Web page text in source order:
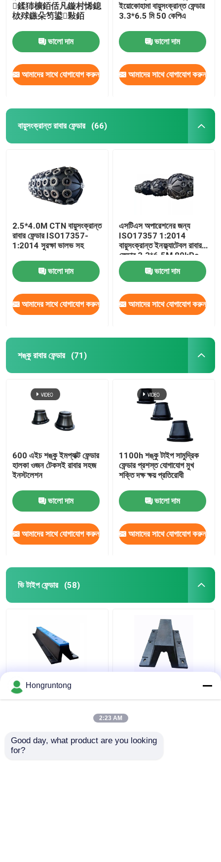
鍒犻櫎銆佸凡鏇村悕鎴
栨殏鏃朵笉鍙敤銆
ভালো দাম
আমাদের সাথে যোগাযোগ করুন
ইয়োকোহামা বায়ুসংক্রান্ত ফেন্ডার
3.3*6.5 মি 50 কেপিএ
ভালো দাম
আমাদের সাথে যোগাযোগ করুন
বায়ুসংক্রান্ত রাবার ফেন্ডার (66)
2.5*4.0M CTN বায়ুসংক্রান্ত
রাবার ফেন্ডার ISO17357-
1:2014 সুরক্ষা ভালভ সহ
ভালো দাম
আমাদের সাথে যোগাযোগ করুন
এসটিএস অপারেশনের জন্য
ISO17357 1:2014
বায়ুসংক্রান্ত ইনফ্ল্যাটেবল রাবার
ফেন্ডার 3.3*6.5M 80kPa
ভালো দাম
আমাদের সাথে যোগাযোগ করুন
শঙ্কু রাবার ফেন্ডার (71)
600 এইচ শঙ্কু ইমপ্যাক্ট ফেন্ডার
হালকা ওজন টেকসই রাবার সহজ
ইনস্টলেশন
ভালো দাম
আমাদের সাথে যোগাযোগ করুন
1100h শঙ্কু টাইপ সামুদ্রিক
ফেন্ডার প্রশস্ত যোগাযোগ মুখ
শক্তি দক্ষ ক্ষয় প্রতিরোধী
ভালো দাম
আমাদের সাথে যোগাযোগ করুন
ভি টাইপ ফেন্ডার (58)
মেরিন ডক টেক্সচারড ভি টাইপ
ফেন্ডার প্রাকৃতিক রাবার বোট শিপ
লং সার্ভিস লাইফ V টাইপ ফেন্ডার
Hongruntong
2:23 AM
Good day, what product are you looking
for?